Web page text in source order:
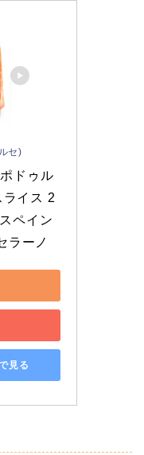
セ)
ドゥル
ライス 2
ペイン
ラーノ
見る